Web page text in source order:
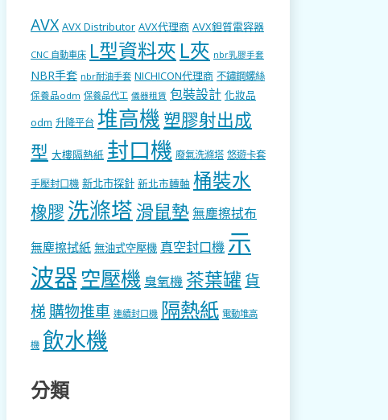
AVX AVX Distributor AVX代理商 AVX鉭質電容器
CNC 自動車床 L型資料夾 L夾 nbr乳膠手套
NBR手套 nbr耐油手套 NICHICON代理商 不鏽鋼螺絲
保養品odm 保養品代工 儀器租賃 包裝設計 化妝品
odm 升降平台 堆高機 塑膠射出成
型 大樓隔熱紙 封口機 廢氣洗滌塔 悠遊卡套
手壓封口機 新北市探針 新北市轉軸 桶裝水
橡膠 洗滌塔 滑鼠墊無塵擦拭布
無塵擦拭紙 無油式空壓機 真空封口機 示
波器 空壓機 臭氧機 茶葉罐 貨
梯 購物推車 連續封口機 隔熱紙 電動堆高
機 飲水機
分類